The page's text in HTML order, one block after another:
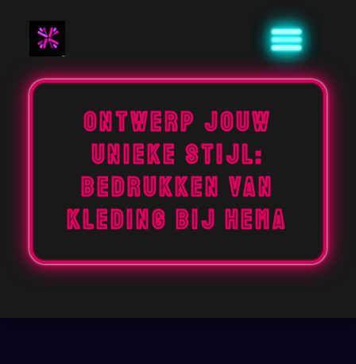
inhoud
gaan
Ontwerp jouw
unieke stijl:
bedrukken van
kleding bij HEMA